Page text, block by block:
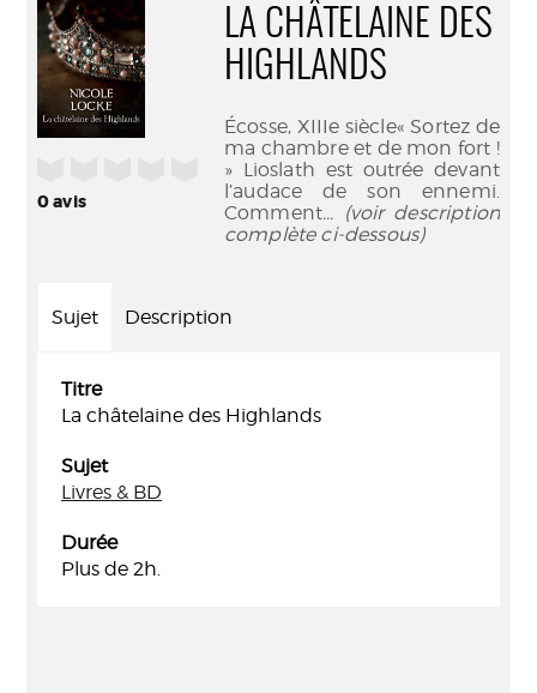
0avis
LA CHÂTELAINE DES
HIGHLANDS
Écosse, XIIIe siècle« Sortez de
ma chambre et de mon fort !
» Lioslath est outrée devant
l’audace de son ennemi.
Comment... (voir description
complète ci-dessous)
Sujet Description
Titre
La châtelaine des Highlands
Sujet
Livres & BD
Durée
Plus de 2h.